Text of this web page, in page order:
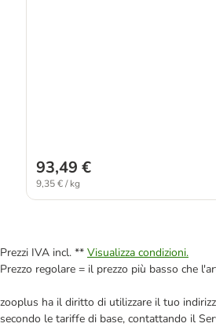
93,49 €
9,35 € / kg
Prezzi IVA incl. ** Visualizza condizioni.
Prezzo regolare = il prezzo più basso che
zooplus ha il diritto di utilizzare il tuo
secondo le tariffe di base, contattando il